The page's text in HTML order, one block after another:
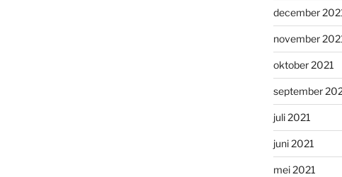
december
november
oktober 2021
september
juli 2021
juni 2021
mei 2021